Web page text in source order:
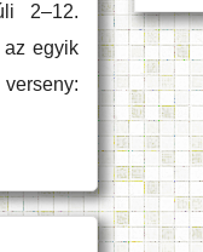
2–12.
az egyik